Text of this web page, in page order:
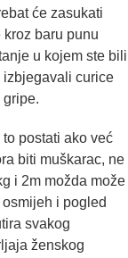
će zasukati
baru punu
u kojem ste bili
izbjegavali curice
postati ako već
biti muškarac, ne
i 2m možda može
i pogled
svakog
ženskog